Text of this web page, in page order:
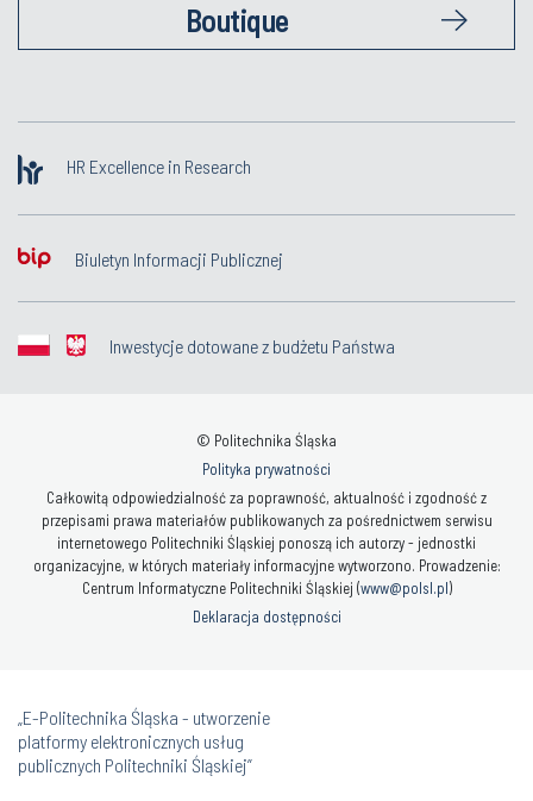
Boutique
HR Excellence in Research
Biuletyn Informacji Publicznej
Inwestycje dotowane z budżetu Państwa
© Politechnika Śląska
Polityka prywatności
Całkowitą odpowiedzialność za poprawność, aktualność i zgodność z
przepisami prawa materiałów publikowanych za pośrednictwem serwisu
internetowego Politechniki Śląskiej ponoszą ich autorzy - jednostki
organizacyjne, w których materiały informacyjne wytworzono. Prowadzenie:
Centrum Informatyczne Politechniki Śląskiej (www@polsl.pl)
Deklaracja dostępności
„E-Politechnika Śląska - utworzenie
platformy elektronicznych usług
publicznych Politechniki Śląskiej”